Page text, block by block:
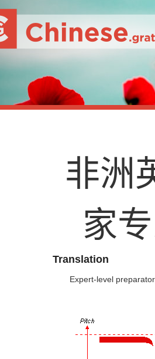
非洲
家专
Translation
Expert-level